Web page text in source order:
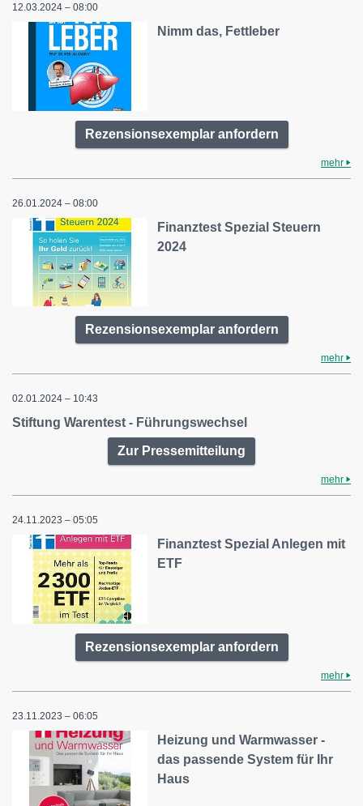
12.03.2024 – 08:00
Nimm das, Fettleber
Rezensionsexemplar anfordern
mehr
26.01.2024 – 08:00
Finanztest Spezial Steuern
2024
Rezensionsexemplar anfordern
mehr
02.01.2024 – 10:43
Stiftung Warentest - Führungswechsel
Zur Pressemitteilung
mehr
24.11.2023 – 05:05
Finanztest Spezial Anlegen mit
ETF
Rezensionsexemplar anfordern
mehr
23.11.2023 – 06:05
Heizung und Warmwasser -
das passende System für Ihr
Haus